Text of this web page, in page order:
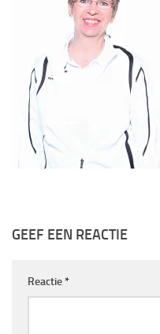
GEEF EEN REACTIE
Reactie*